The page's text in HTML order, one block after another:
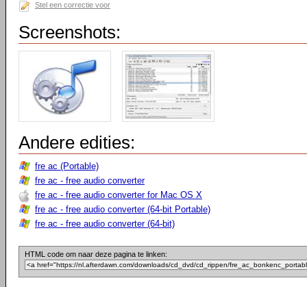
Stel een correctie voor
Screenshots:
Andere edities:
fre ac (Portable)
fre ac - free audio converter
fre ac - free audio converter for Mac OS X
fre ac - free audio converter (64-bit Portable)
fre ac - free audio converter (64-bit)
HTML code om naar deze pagina te linken: